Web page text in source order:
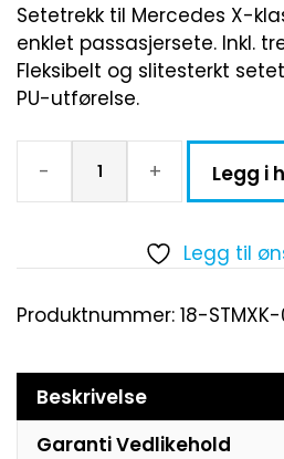
Setetrekk til Mercedes X-
enklet passasjersete. Inkl.
Fleksibelt og slitesterkt
PU-utførelse.
- + Legg i
Legg til
Produktnummer: 18-
Beskrivelse
Garanti Vedlikehold